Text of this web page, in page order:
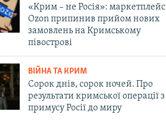
«Крим – не Росія»: маркетплейс
Ozon припинив прийом нових
замовлень на Кримському
півострові
ВІЙНА ТА КРИМ
Сорок днів, сорок ночей. Про
результати кримської операції з
примусу Росії до миру